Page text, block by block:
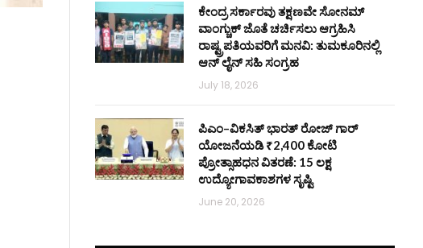
ಕೇಂದ್ರ ಸರ್ಕಾರವು ತಕ್ಷಣವೇ ಸೋನಮ್
ವಾಂಗ್ಚುಕ್ ಜೊತೆ ಚರ್ಚಿಸಲು ಆಗ್ರಹಿಸಿ
ರಾಷ್ಟ್ರಪತಿಯವರಿಗೆ ಮನವಿ: ತುಮಕೂರಿನಲ್ಲಿ
ಆನ್‌ ಲೈನ್ ಸಹಿ ಸಂಗ್ರಹ
July 18, 2026
ಪಿಎಂ–ವಿಕಸಿತ್ ಭಾರತ್ ರೋಜ್‌ ಗಾರ್
ಯೋಜನೆಯಡಿ ₹2,400 ಕೋಟಿ
ಪ್ರೋತ್ಸಾಹಧನ ವಿತರಣೆ: 15 ಲಕ್ಷ
ಉದ್ಯೋಗಾವಕಾಶಗಳ ಸೃಷ್ಟಿ
June 20, 2026